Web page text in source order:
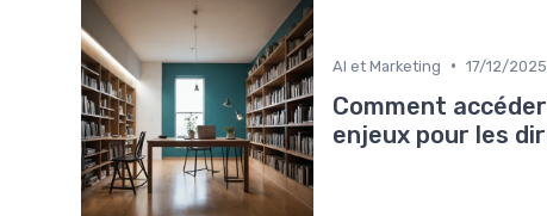
AI et Marketing • 17/12/2025
Comment
enjeux pour les